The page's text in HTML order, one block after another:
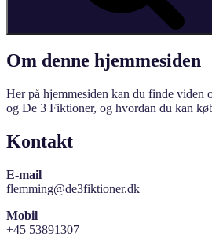
Om denne hjemmesiden
Her på hjemmesiden kan du finde viden
og De 3 Fiktioner, og hvordan du kan
Kontakt
E-mail
flemming@de3fiktioner.dk
Mobil
+45 53891307